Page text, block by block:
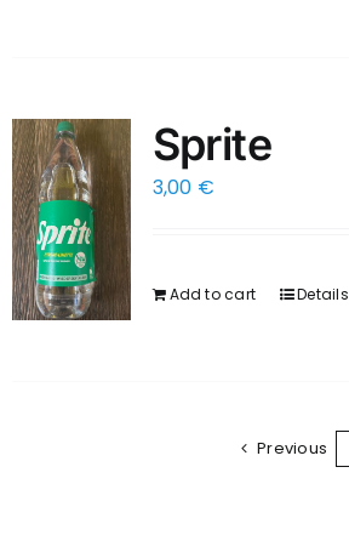
Sprite
3,00 €
Add to cart Details
Previous